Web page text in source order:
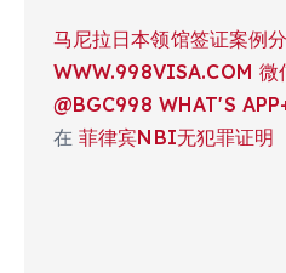
马尼拉日本领馆签证案例
WWW.998VISA.COM
@BGC998 WHAT'S
在 菲律宾NBI无犯罪证明